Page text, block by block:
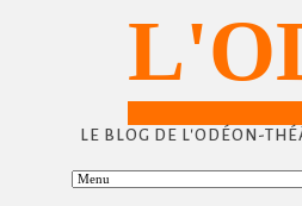
LE BLOG DE L'ODÉON-